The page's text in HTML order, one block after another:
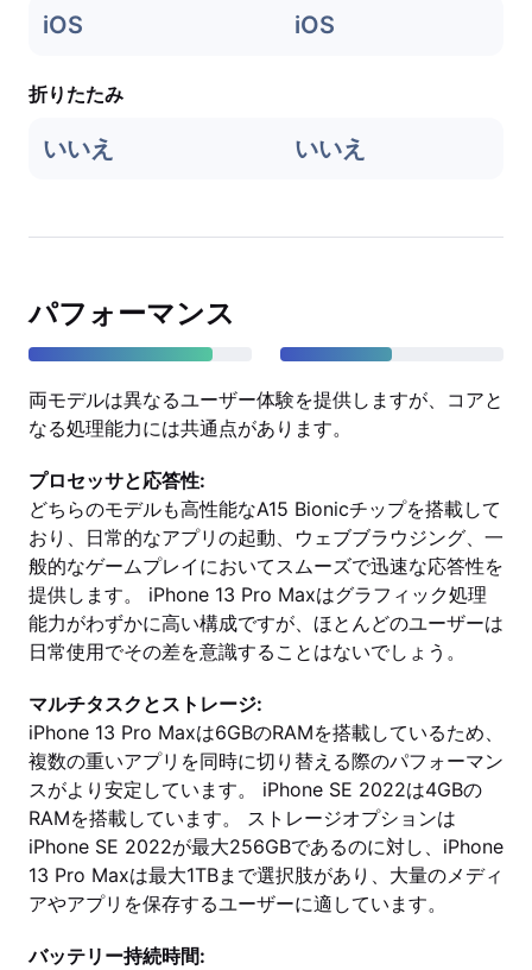
iOS iOS
折りたたみ
いいえ いいえ
パフォーマンス
両モデルは異なるユーザー体験を提供しますが、コアと
なる処理能力には共通点があります。
プロセッサと応答性:
どちらのモデルも高性能なA15 Bionicチップを搭載して
おり、日常的なアプリの起動、ウェブブラウジング、一
般的なゲームプレイにおいてスムーズで迅速な応答性を
提供します。 iPhone 13 Pro Maxはグラフィック処理
能力がわずかに高い構成ですが、ほとんどのユーザーは
日常使用でその差を意識することはないでしょう。
マルチタスクとストレージ:
iPhone 13 Pro Maxは6GBのRAMを搭載しているため、
複数の重いアプリを同時に切り替える際のパフォーマン
スがより安定しています。 iPhone SE 2022は4GBの
RAMを搭載しています。 ストレージオプションは
iPhone SE 2022が最大256GBであるのに対し、iPhone
13 Pro Maxは最大1TBまで選択肢があり、大量のメディ
アやアプリを保存するユーザーに適しています。
バッテリー持続時間: